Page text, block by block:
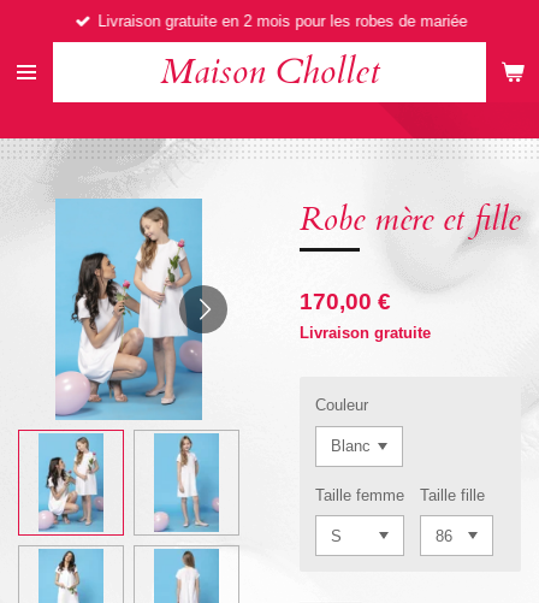
contenu
principal
Maison Chollet
Livraison gratuite en 2 mois pour les robes de mariée
Robe mère et fille
170,00 €
Livraison gratuite
Couleur
Taille femme Taille fille